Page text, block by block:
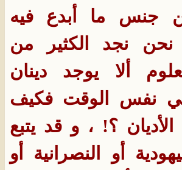
جنس ما أبدع فيه
نجد الكثير من
ألا يوجد دينان
نفس الوقت فكيف
الأديان ؟! ، و قد يتبع
أو النصرانية أو